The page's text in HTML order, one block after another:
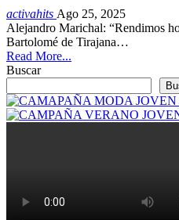
activahits Ago 25, 2025
Alejandro Marichal: “Rendimos
Bartolomé de Tirajana…
Read More...
Buscar